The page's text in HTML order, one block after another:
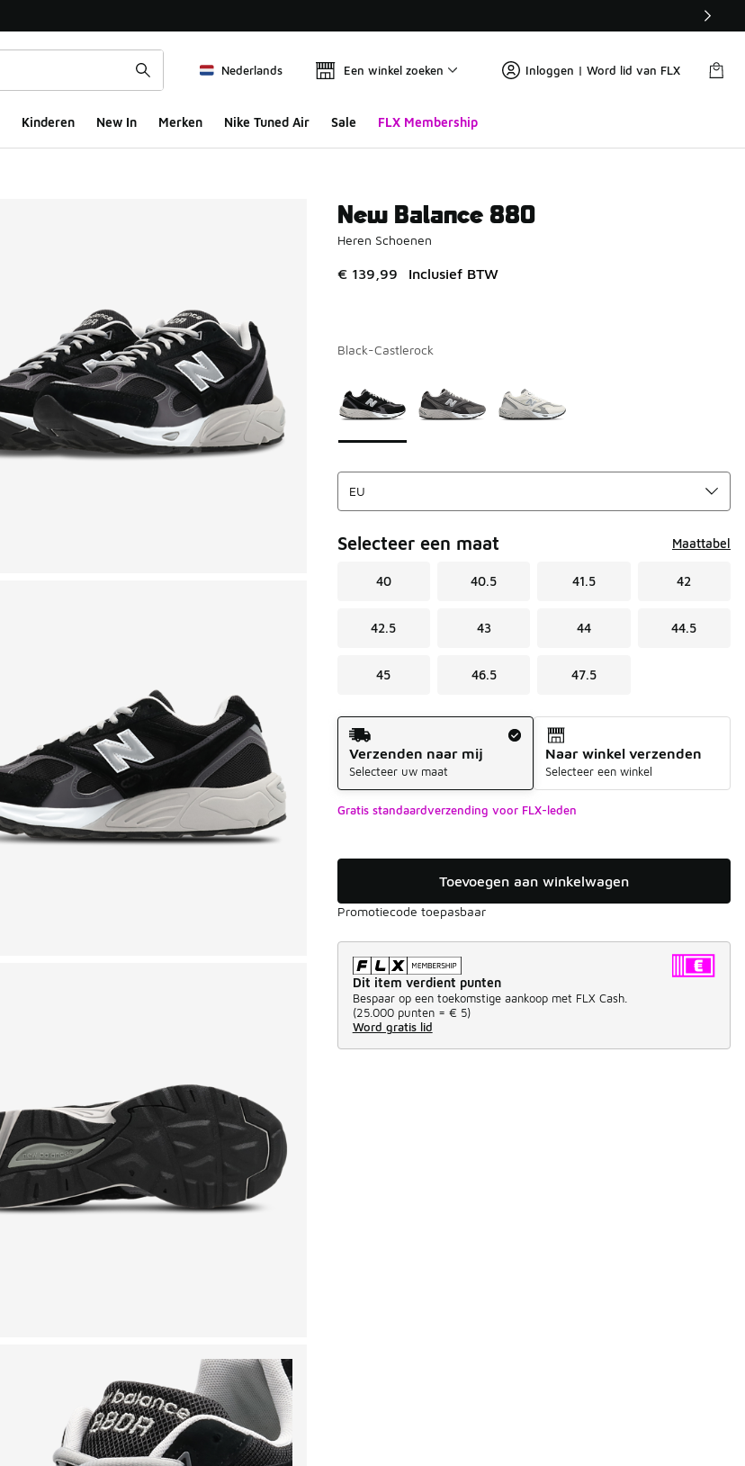
Nederlands Een winkel zoeken Inloggen | Word lid van FLX
Kinderen New In Merken Nike Tuned Air Sale FLX Membership
New Balance 880
Heren Schoenen
€ 139,99 Inclusief BTW
Black-Castlerock
Selecteer een maat Maattabel
40 40.5 41.5 42
42.5 43 44 44.5
45 46.5 47.5
Verzendmethode
Verzenden naar mij
Selecteer uw maat
Naar winkel verzenden
Selecteer een winkel
Gratis standaardverzending voor FLX-leden
Toevoegen aan winkelwagen
Promotiecode toepasbaar
Dit item verdient punten
Bespaar op een toekomstige aankoop met FLX Cash.
(25.000 punten = € 5)
Word gratis lid